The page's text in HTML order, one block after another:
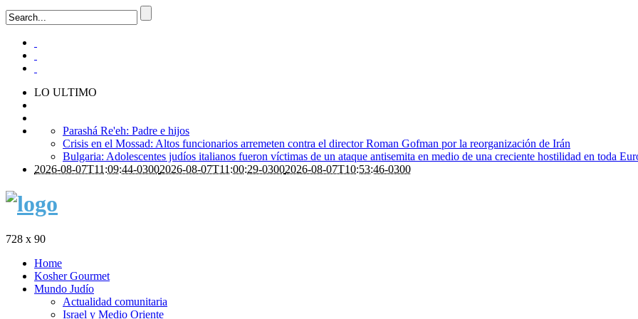
LO ULTIMO
Parashá Re'eh: Padre e hijos
Crisis en el Mossad: Altos funcionarios arremeten contra el director Roman Gofman por la reorganización de Irán
Bulgaria: Adolescentes judíos italianos fueron víctimas de un ataque antisemita en medio de una creciente hostilidad en toda
2026-08-07T11:09:44-03002026-08-07T11:00:29-03002026-08-07T10:53:46-0300
728 x 90
Home
Kosher Gourmet
Mundo Judío
Actualidad comunitaria
Israel y Medio Oriente